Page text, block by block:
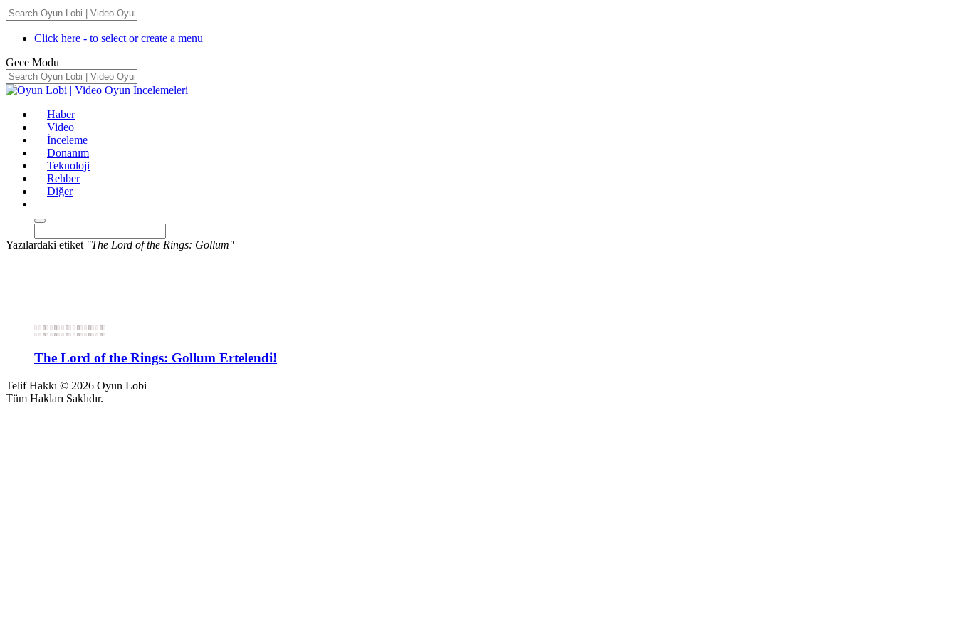
Click here - to select or create a menu
Gece Modu
Haber
Video
İnceleme
Donanım
Teknoloji
Rehber
Diğer
Yazılardaki etiket "The Lord of the Rings: Gollum"
The Lord of the Rings: Gollum Ertelendi!
Telif Hakkı © 2026 Oyun Lobi
Tüm Hakları Saklıdır.